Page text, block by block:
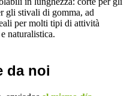
gli stivali di gomma, ad
per molti tipi di attività
naturalistica.
da noi